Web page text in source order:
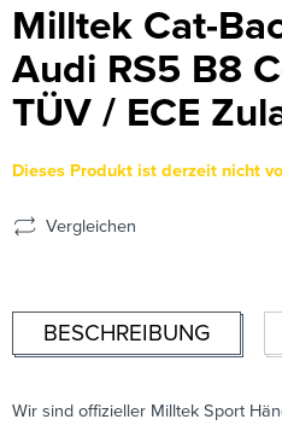
Milltek Cat-
Audi RS5 B8
TÜV / ECE
Dieses Produkt ist derzeit nicht
Vergleichen
BESCHREIBUNG
Wir sind offizieller Milltek Sport